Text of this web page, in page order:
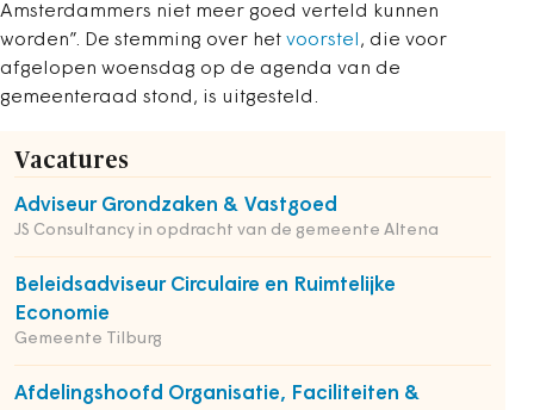
Amsterdammers niet meer goed verteld kunnen
worden”. De stemming over het voorstel , die voor
afgelopen woensdag op de agenda van de
gemeenteraad stond, is uitgesteld.
Vacatures
Adviseur Grondzaken & Vastgoed
JS Consultancy in opdracht van de gemeente Altena
Beleidsadviseur Circulaire en Ruimtelijke
Economie
Gemeente Tilburg
Afdelingshoofd Organisatie, Faciliteiten &